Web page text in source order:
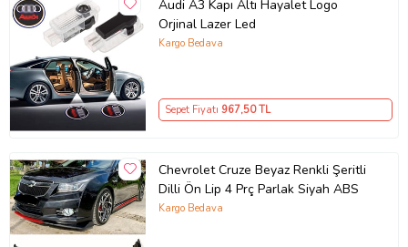
Audi A3 Kapı Altı Hayalet Logo
Orjinal Lazer Led
Kargo Bedava
Sepet Fiyatı 967,50 TL
Chevrolet Cruze Beyaz Renkli Şeritli
Dilli Ön Lip 4 Prç Parlak Siyah ABS
Kargo Bedava